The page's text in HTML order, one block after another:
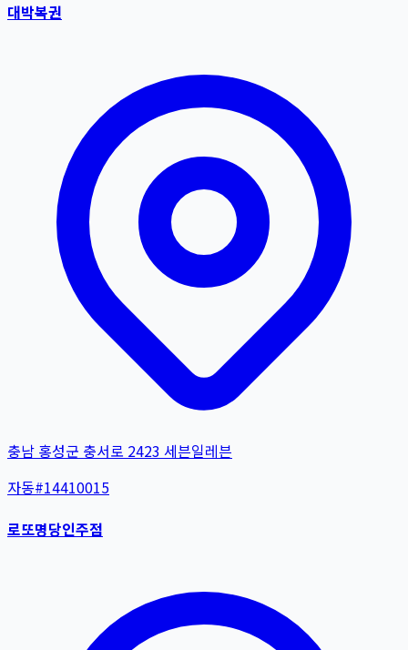
대박복권
충남 홍성군 충서로 2423 세븐일레븐
자동#14410015
로또명당인주점